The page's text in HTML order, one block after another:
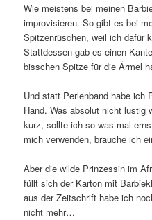
Wie meistens bei meinen
improvisieren. So gibt es bei
Spitzenrüschen, weil ich dafür
Stattdessen gab es einen
bisschen Spitze für die Ärmel
Und statt Perlenband habe ich
Hand. Was absolut nicht lustig
kurz, sollte ich so was mal
mich verwenden, brauche ich
Aber die wilde Prinzessin im
füllt sich der Karton mit
aus der Zeitschrift habe ich
nicht mehr…